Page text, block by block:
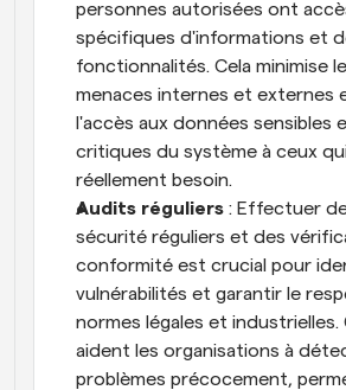
personnes autorisées ont
spécifiques d'informations et
fonctionnalités. Cela minimise
menaces internes et externes
l'accès aux données sensibles
critiques du système à ceux
réellement besoin.
Audits réguliers : Effectuer
sécurité réguliers et des
conformité est crucial pour
vulnérabilités et garantir le
normes légales et industrielles.
aident les organisations à
problèmes précocement,